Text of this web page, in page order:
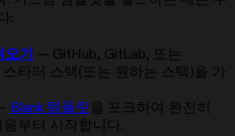
:
기 — GitHub, GitLab, 또는
타터 스택(또는 원하는 스택)을 가
Blank 템플릿 을 포크하여 완전히
부터 시작합니다.